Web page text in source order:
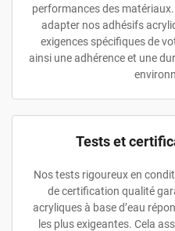
performances des
adapter nos adhésifs
exigences spécifiques de
ainsi une adhérence et une
Tests et
Nos tests rigoureux en
de certification qualité
acryliques à base d’eau
les plus exigeantes. Cela